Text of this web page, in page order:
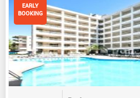
EARLY
BOOKING